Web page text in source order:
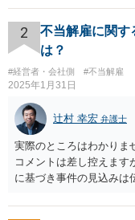
れます。 日本の労働法
有効か無効かという点
の先生は具体的な事情
するほどではないと判
連続する、会社のお金を
も有効と判断されるケー
合はかなり解雇のハード
解雇の場合には、戒告、
を行い、改善を促したも
み切る等段階的に手順を
性が高まります。 高度
うわけではありません
相応に高い能力を求めら
2
不当解雇に関す
は？
#経営者・会社側 #不当解雇
2025年1月31日
辻村 幸宏 弁護士
実際のところはわかりま
コメントは差し控えます
に基づき事件の見込みは
れを経営者自身が問題と